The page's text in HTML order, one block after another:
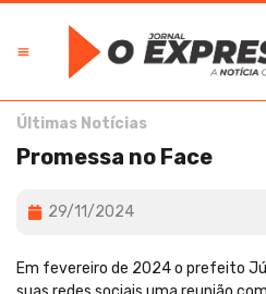
Últimas Notícias
Promessa no Face
29/11/2024
Em fevereiro de 2024 o prefeito